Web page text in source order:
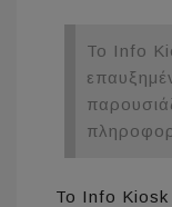
Το Info
Το Info Kiosk